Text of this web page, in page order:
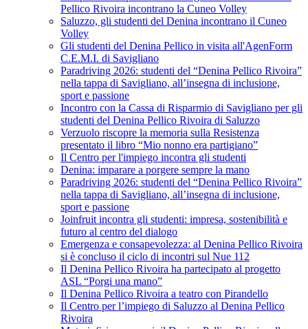
Pellico Rivoira incontrano la Cuneo Volley
Saluzzo, gli studenti del Denina incontrano il Cuneo
Volley
Gli studenti del Denina Pellico in visita all'AgenForm
C.E.M.I. di Savigliano
Paradriving 2026: studenti del “Denina Pellico Rivoira”
nella tappa di Savigliano, all’insegna di inclusione,
sport e passione
Incontro con la Cassa di Risparmio di Savigliano per gli
studenti del Denina Pellico Rivoira di Saluzzo
Verzuolo riscopre la memoria sulla Resistenza
presentato il libro “Mio nonno era partigiano”
Il Centro per l'impiego incontra gli studenti
Denina: imparare a porgere sempre la mano
Paradriving 2026: studenti del “Denina Pellico Rivoira”
nella tappa di Savigliano, all’insegna di inclusione,
sport e passione
Joinfruit incontra gli studenti: impresa, sostenibilità e
futuro al centro del dialogo
Emergenza e consapevolezza: al Denina Pellico Rivoira
si è concluso il ciclo di incontri sul Nue 112
Il Denina Pellico Rivoira ha partecipato al progetto
ASL “Porgi una mano”
Il Denina Pellico Rivoira a teatro con Pirandello
Il Centro per l’impiego di Saluzzo al Denina Pellico
Rivoira